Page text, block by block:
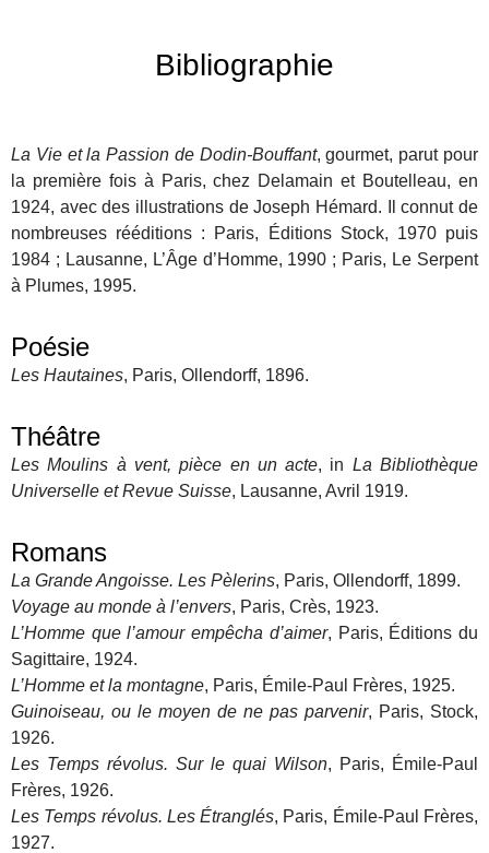
Bibliographie
La Vie et la Passion de Dodin-Bouffant, gourmet, parut pour
la première fois à Paris, chez Delamain et Boutelleau, en
1924, avec des illustrations de Joseph Hémard. Il connut de
nombreuses rééditions : Paris, Éditions Stock, 1970 puis
1984 ; Lausanne, L’Âge d’Homme, 1990 ; Paris, Le Serpent
à Plumes, 1995.
Poésie
Les Hautaines, Paris, Ollendorff, 1896.
Théâtre
Les Moulins à vent, pièce en un acte, in La Bibliothèque
Universelle et Revue Suisse, Lausanne, Avril 1919.
Romans
La Grande Angoisse. Les Pèlerins, Paris, Ollendorff, 1899.
Voyage au monde à l’envers, Paris, Crès, 1923.
L’Homme que l’amour empêcha d’aimer, Paris, Éditions du
Sagittaire, 1924.
L’Homme et la montagne, Paris, Émile-Paul Frères, 1925.
Guinoiseau, ou le moyen de ne pas parvenir, Paris, Stock,
1926.
Les Temps révolus. Sur le quai Wilson, Paris, Émile-Paul
Frères, 1926.
Les Temps révolus. Les Étranglés, Paris, Émile-Paul Frères,
1927.